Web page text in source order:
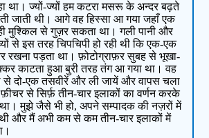
था। ज्यों-ज्यों हम कटरा मसरू के अन्दर बढ़ते
जाती थी। आगे वह हिस्सा आ गया जहाँ एक
मुश्किल से गुज़र सकता था। गली पानी और
से इस तरह चिपचिपी हो रही थी कि एक-एक
रखना पड़ता था। फ़ोटोग्राफ़र सुबह से भूखा-
काटता हुआ बुरी तरह तंग आ गया था। वह
से दो-एक तसवीरें और ली जायें और वापस चला
से सिर्फ़ तीन-चार इलाकों का वर्णन करके
था। मुझे जैसे भी हो, अपने सम्पादक की नज़रों में
और मैं अभी कम से कम तीन-चार इलाकों में